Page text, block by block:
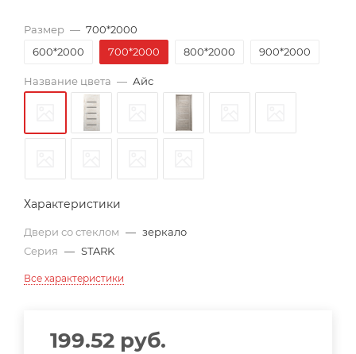
Размер — 700*2000
600*2000
700*2000 800*2000 900*2000
Название цвета — Айс
Характеристики
Двери со стеклом — зеркало
Серия — STARK
Все характеристики
199.52 руб.